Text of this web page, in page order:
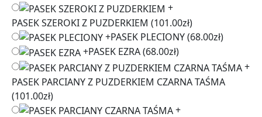
+
PASEK SZEROKI Z PUZDERKIEM (101.00zł)
+PASEK PLECIONY(68.00zł)
+PASEK EZRA(68.00zł)
+
PASEK PARCIANY Z PUZDERKIEM CZARNA TAŚMA
(101.00zł)
+